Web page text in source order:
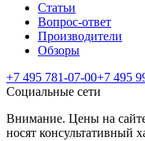
Статьи
Вопрос-ответ
Производители
Обзоры
+7 495 781-07-00+7 495
Социальные сети
Внимание. Цены на
носят консультативный